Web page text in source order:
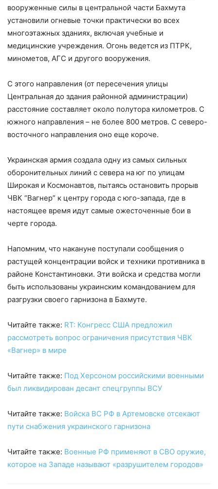
вооруженные силы в центральной части Бахмута
установили огневые точки практически во всех
многоэтажных зданиях, включая учебные и
медицинские учреждения. Огонь ведется из ПТРК,
минометов, АГС и другого вооружения.
С этого направления (от пересечения улицы
Центральная до здания районной администрации)
расстояние составляет около полутора километров. С
южного направления – не более 800 метров. С северо-
восточного направления оно еще короче.
Украинская армия создала одну из самых сильных
оборонительных линий с севера на юг по улицам
Широкая и Космонавтов, пытаясь остановить прорыв
ЧВК “Вагнер” к центру города с юго-запада, где в
настоящее время идут самые ожесточенные бои в
черте города.
Напомним, что накануне поступали сообщения о
растущей концентрации войск и техники противника в
районе Константиновки. Эти войска и средства могли
быть использованы украинским командованием для
разгрузки своего гарнизона в Бахмуте.
Читайте также: RT: Конгресс США предложил
рассмотреть вопрос ограничения присутствия ЧВК
«Вагнер» в мире
Читайте также: Под Херсоном российскими военными
был ликвидирован десант спецгруппы ВСУ
Читайте также: Войска ВС РФ в Артемовске отсекают
пути снабжения украинского гарнизона
Читайте также: Военные РФ применяют в СВО оружие,
которое на Западе называют «разрушителем городов»